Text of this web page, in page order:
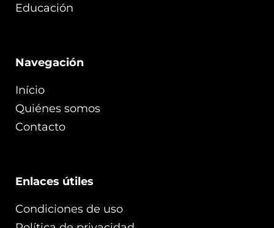
Educación
Navegación
Início
Quiénes somos
Contacto
Enlaces útiles
Condiciones de uso